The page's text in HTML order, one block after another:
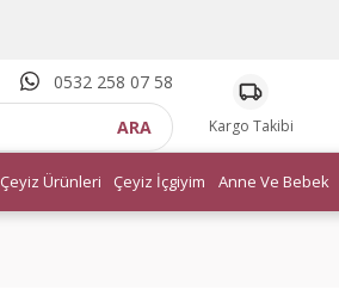
0532 258 07 58
ARA Kargo Takibi
Çeyiz Ürünleri Çeyiz İçgiyim Anne Ve Bebek